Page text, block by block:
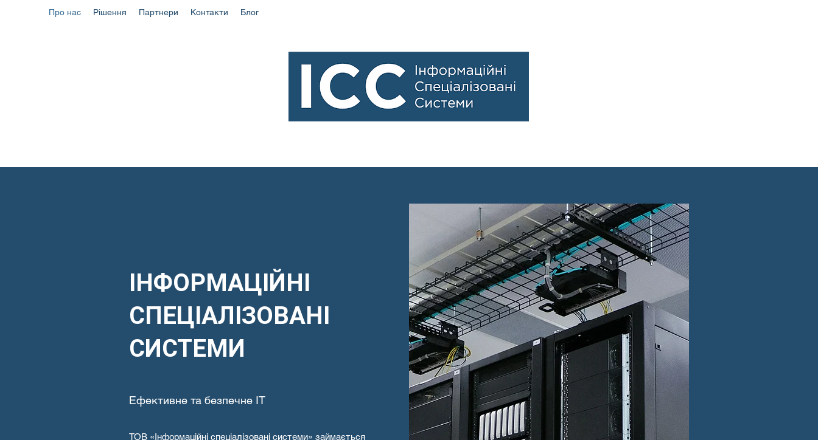
Про нас Рішення Партнери Контакти Блог
ІНФОРМАЦІЙНІ
СПЕЦІАЛІЗОВАНІ
СИСТЕМИ
Ефективне та безпечне ІТ
ТОВ «Інформаційні спеціалізовані системи» займається